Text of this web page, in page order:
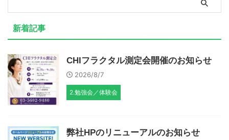
新着記事
CHIフラクタル測定会開催のお知らせ
2026/8/7
2.勉強会／体験会
弊社HPのリニューアルのお知らせ